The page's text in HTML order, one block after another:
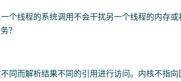
个线程的系统调用不会干扰另一个线程的内存
？
同而解析结果不同的引用进行访问。内核不指